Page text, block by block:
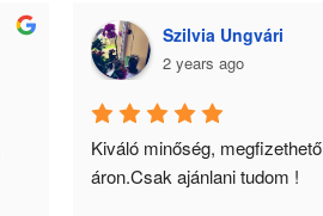
Szilvia Ungvári
2 years ago
Kiváló minőség, megfizethető
áron.Csak ajánlani tudom !